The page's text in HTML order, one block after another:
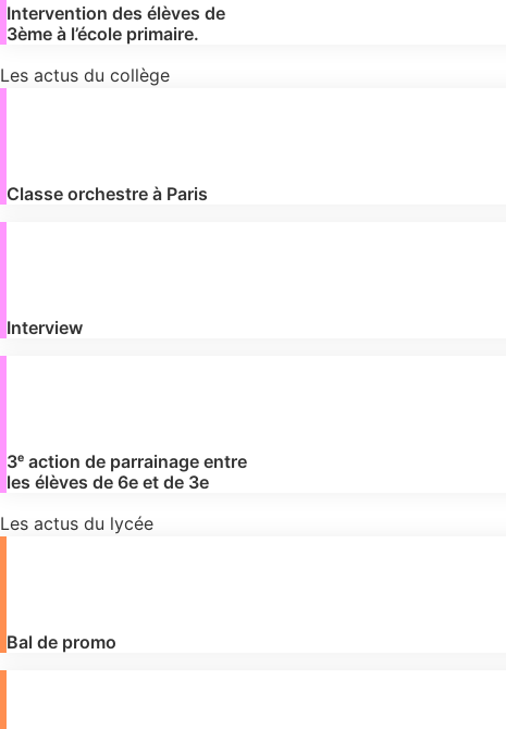
Intervention des élèves de
3ème à l’école primaire.
Les actus du collège
Classe orchestre à Paris
Interview
3ᵉ action de parrainage entre
les élèves de 6e et de 3e
Les actus du lycée
Bal de promo